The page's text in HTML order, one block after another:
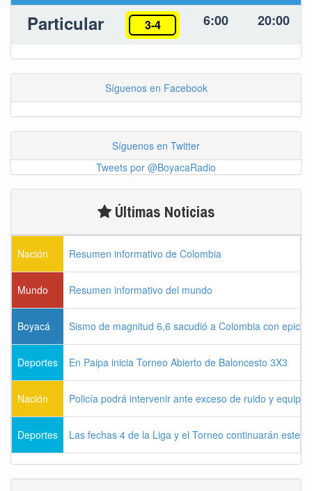
Particular 3-4 6:00 20:00
Síguenos en Facebook
Síguenos en Twitter
Tweets por @BoyacaRadio
Últimas Noticias
Nación Resumen informativo de Colombia
Mundo Resumen informativo del mundo
Boyacá Sismo de magnitud 6,6 sacudió a Colombia con
Deportes En Paipa inicia Torneo Abierto de Baloncesto 3X3
Nación Policía podrá intervenir ante exceso de ruido y
Deportes Las fechas 4 de la Liga y el Torneo continuarán este